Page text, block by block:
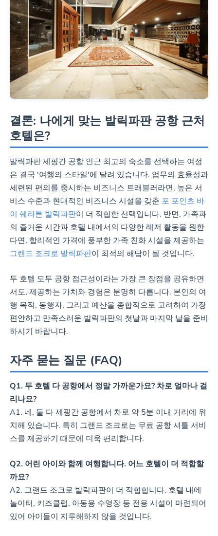
2~11세: 기존 침대 이용 시 무료
간이침대 요금 별도
3~12세: 기존 침대 이용 시 무료
간이침대 요금 별도
체크인/아웃
15:00 / 12:00
14:00 / 13:00
주요 취소 정책 (일반)
체크인 6일 전까지 무료 취소 가
능*
체크인 3일 전까지 무료 취소 가
능*
조식 포함 여부
대부분 옵션 (1인당 약 ₩ 13,090
대부분 옵션 (1인당 약 ₩ 11,781
추가)
결론: 나에게 맞는 발릭파판 공항 근처
호텔은?
발릭파판 세핑간 공항 인근 최고의 숙소를 선택하는 여정
은 결국 '여행의 스타일'에 달려 있습니다. 업무의 효율성과
세련된 편의를 중시하는 비즈니스 트래블러라면, 높은 서
비스 수준과 현대적인 비즈니스 시설을 갖춘 포 포인츠 바
이 쉐라톤 발릭파판이 더 적합한 선택입니다. 반면, 가족과
의 즐거운 시간과 호텔 내에서의 다양한 레저 활동을 원한
다면, 합리적인 가격에 풍부한 가족 친화 시설을 제공하는
그랜드 조크로 발릭파판이 최적의 해답이 될 것입니다.
두 호텔 모두 공항 접근성이라는 가장 큰 장점을 공유하면
서도, 제공하는 가치와 경험은 분명히 다릅니다. 본인의 여
행 목적, 동행자, 그리고 예산을 종합적으로 고려하여 가장
편안하고 만족스러운 발릭파판의 첫날과 마지막 날을 준비
하시기 바랍니다.
자주 묻는 질문 (FAQ)
Q1. 두 호텔 다 공항에서 정말 가까운가요? 차로 얼마나 걸
리나요?
A1. 네, 둘 다 세핑간 공항에서 차로 약 5분 이내 거리에 위
치해 있습니다. 특히 그랜드 조크로는 무료 공항 셔틀 서비
스를 제공하기 때문에 더욱 편리합니다.
Q2. 어린 아이와 함께 여행합니다. 어느 호텔이 더 적합할
까요?
A2. 그랜드 조크로 발릭파판이 더 적합합니다. 호텔 내에
놀이터, 키즈클럽, 아동용 수영장 등 전용 시설이 마련되어
있어 아이들이 지루해하지 않을 것입니다.